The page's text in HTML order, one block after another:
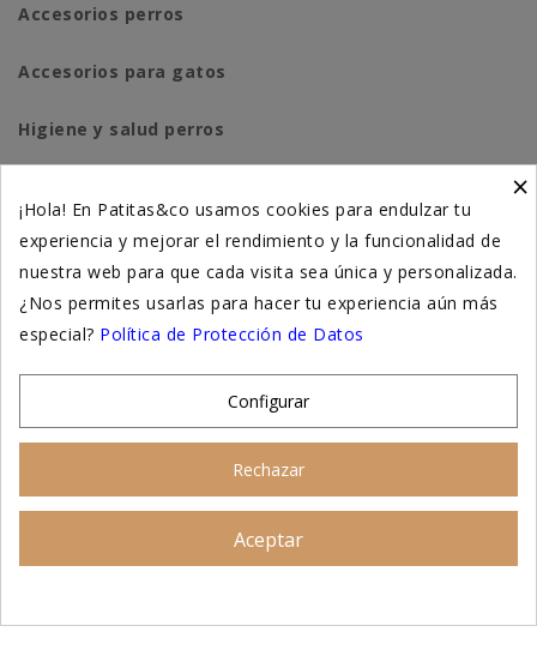
Accesorios perros
Accesorios para gatos
Higiene y salud perros
Suplementación natural
Otros
×
¡Hola! En Patitas&co usamos cookies para endulzar tu
experiencia y mejorar el rendimiento y la funcionalidad de
nuestra web para que cada visita sea única y personalizada.
¿Nos permites usarlas para hacer tu experiencia aún más
especial? Política de Protección de Datos
Configurar
Rechazar
Aceptar